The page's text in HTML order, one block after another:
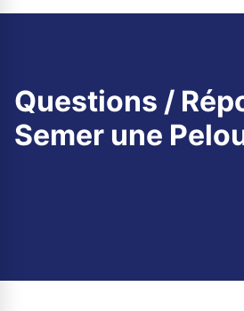
Questions /
Semer une